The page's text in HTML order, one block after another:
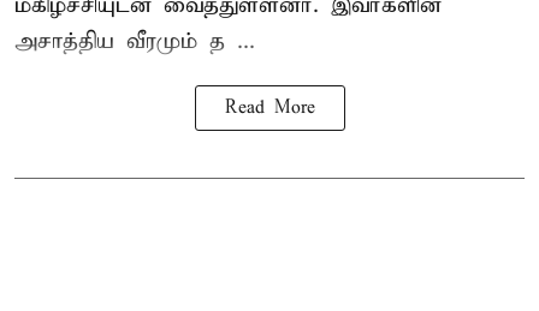
மகிழ்ச்சியுடன் வைத்துள்ளனர். இவர்களின்
அசாத்திய வீரமும் த ...
Read More